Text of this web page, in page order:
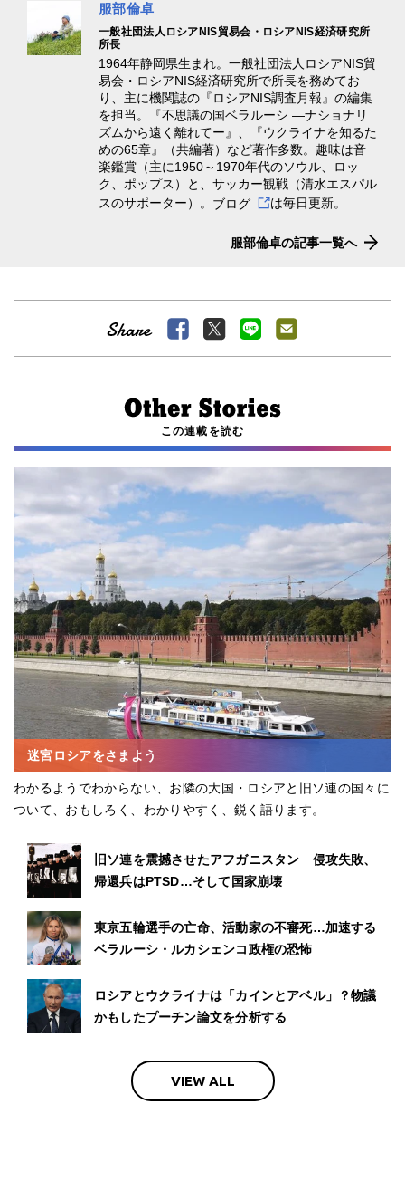
服部倫卓
一般社団法人ロシアNIS貿易会・ロシアNIS経済研究所
所長
1964年静岡県生まれ。一般社団法人ロシアNIS貿
易会・ロシアNIS経済研究所で所長を務めてお
り、主に機関誌の『ロシアNIS調査月報』の編集
を担当。『不思議の国ベラルーシ ―ナショナリ
ズムから遠く離れてー』、『ウクライナを知るた
めの65章』（共編著）など著作多数。趣味は音
楽鑑賞（主に1950～1970年代のソウル、ロッ
ク、ポップス）と、サッカー観戦（清水エスパル
スのサポーター）。 ブログ は毎日更新。
服部倫卓の記事一覧へ
この連載を読む
迷宮ロシアをさまよう
わかるようでわからない、お隣の大国・ロシアと旧ソ連の国々に
ついて、おもしろく、わかりやすく、鋭く語ります。
旧ソ連を震撼させたアフガニスタン 侵攻失敗、
帰還兵はPTSD…そして国家崩壊
東京五輪選手の亡命、活動家の不審死…加速する
ベラルーシ・ルカシェンコ政権の恐怖
ロシアとウクライナは「カインとアベル」？物議
かもしたプーチン論文を分析する
VIEW ALL